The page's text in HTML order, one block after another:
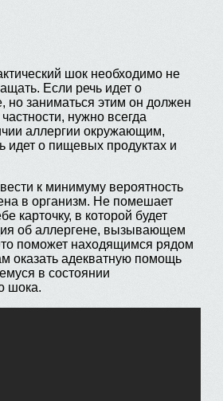
шок необходимо не
Если речь идет о
но заниматься этим он должен
нужно всегда
аллергии окружающим,
идет о пищевых продуктах и
к минимуму вероятность
в организм. Не помешает
карточку, в которой будет
об аллергене, вызывающем
поможет находящимся рядом
оказать адекватную помощь
в состоянии
шока.